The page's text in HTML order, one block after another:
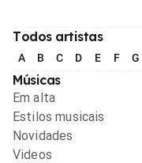
Todos artistas
A B C D E F G
Músicas
Em alta
Estilos musicais
Novidades
Videos